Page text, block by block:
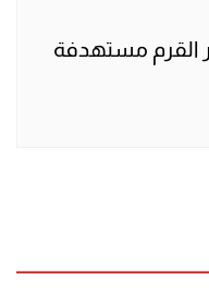
القرم مستهدفة